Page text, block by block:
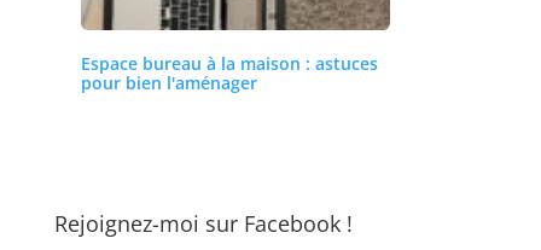
Espace bureau à la maison : astuces
pour bien l'aménager
Rejoignez-moi sur Facebook !